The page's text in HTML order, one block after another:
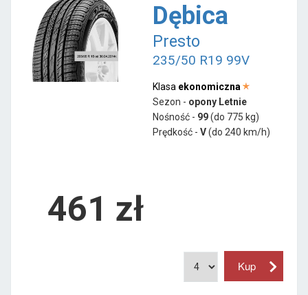
Dębica
Presto
235/50 R19 99V
Klasa ekonomiczna
Sezon - opony Letnie
Nośność - 99(do 775 kg)
Prędkość - V(do 240 km/h)
461 zł